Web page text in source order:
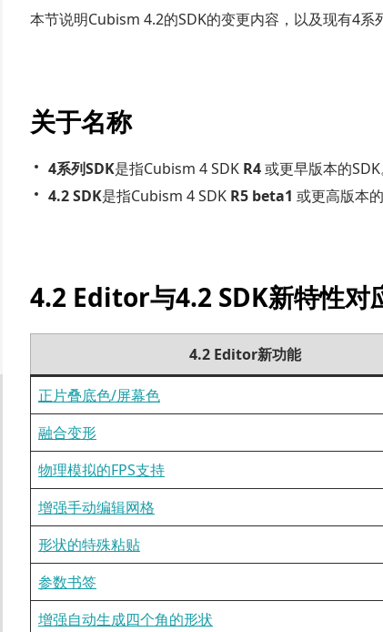
本节说明Cubism 4.2的SDK的变更内容，以及现有4系
关于名称
4系列SDK是指Cubism 4 SDK R4或更早版本的SDK
4.2 SDK是指Cubism 4 SDK R5 beta1 或更高版本的
4.2 Editor与4.2 SDK新特性对
4.2 Editor新功能
正片叠底色/屏幕色
融合变形
物理模拟的FPS支持
增强手动编辑网格
形状的特殊粘贴
参数书签
增强自动生成四个角的形状